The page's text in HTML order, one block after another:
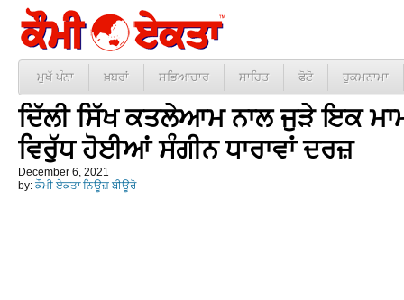
ਮੁਖੱ ਪੰਨਾ ਖ਼ਬਰਾਂ ਸਭਿਆਚਾਰ ਸਾਹਿਤ ਫੋਟੋ ਹੁਕਮਨਾਮਾ
ਦਿੱਲੀ ਸਿੱਖ ਕਤਲੇਆਮ ਨਾਲ ਜੁੜੇ ਇਕ
ਵਿਰੁੱਧ ਹੋਈਆਂ ਸੰਗੀਨ ਧਾਰਾਵਾਂ ਦਰਜ਼
December 6, 2021
by: ਕੌਮੀ ਏਕਤਾ ਨਿਊਜ਼ ਬੀਊਰੋ